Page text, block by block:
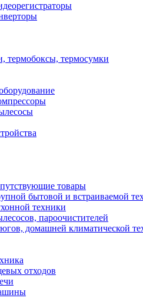
термобоксы, термосумки
товары
бытовой и встраиваемой
техники
пароочистителей
домашней климатической
отходов